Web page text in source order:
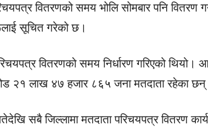
वितरणको समय भोलि सोमबार पनि वितरण
सूचित गरेको छ।
वितरणको समय निर्धारण गरिएको थियो।
२१ लाख ४७ हजार ८६५ जना मतदाता रहेका
सबै जिल्लामा मतदाता परिचयपत्र वितरण